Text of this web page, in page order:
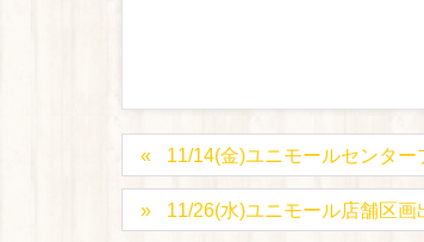
11/14(金)ユニモールセンタ
11/26(水)ユニモール店舗区